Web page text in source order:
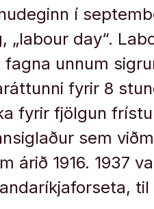
í
„labour day“.
unnum
fyrir 8
fyrir fjölgun
sem
árið 1916. 1937